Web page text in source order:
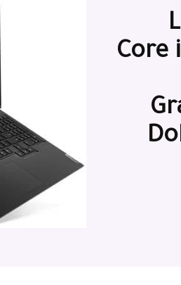
Core